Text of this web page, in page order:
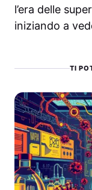
l’era delle
iniziando a
TI